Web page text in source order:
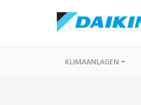
KLIMAANLAGEN